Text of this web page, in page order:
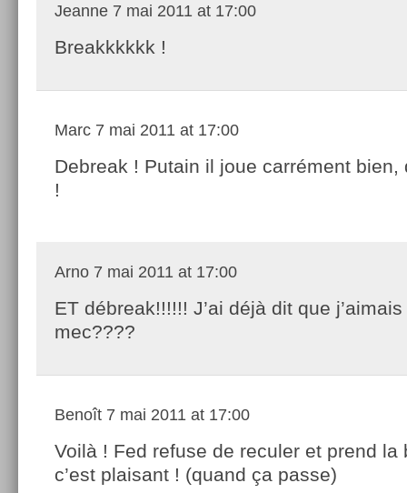
Jeanne 7 mai 2011 at 17:00
Breakkkkkk !
Marc 7 mai 2011 at 17:00
Debreak ! Putain il joue carrément bien,
!
Arno 7 mai 2011 at 17:00
ET débreak!!!!!! J’ai déjà dit que
mec????
Benoît 7 mai 2011 at 17:00
Voilà ! Fed refuse de reculer et prend la
c’est plaisant ! (quand ça passe)